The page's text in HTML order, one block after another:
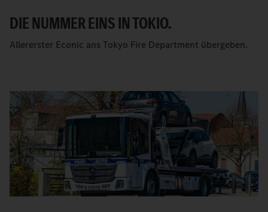
DIE NUMMER EINS IN TOKIO.
Allererster Econic ans Tokyo Fire Department übergeben.